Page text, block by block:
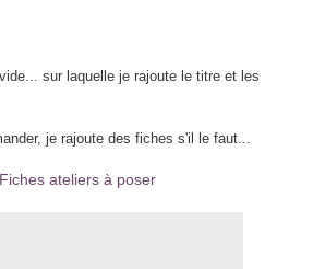
sur laquelle je rajoute le titre et les
je rajoute des fiches s'il le faut...